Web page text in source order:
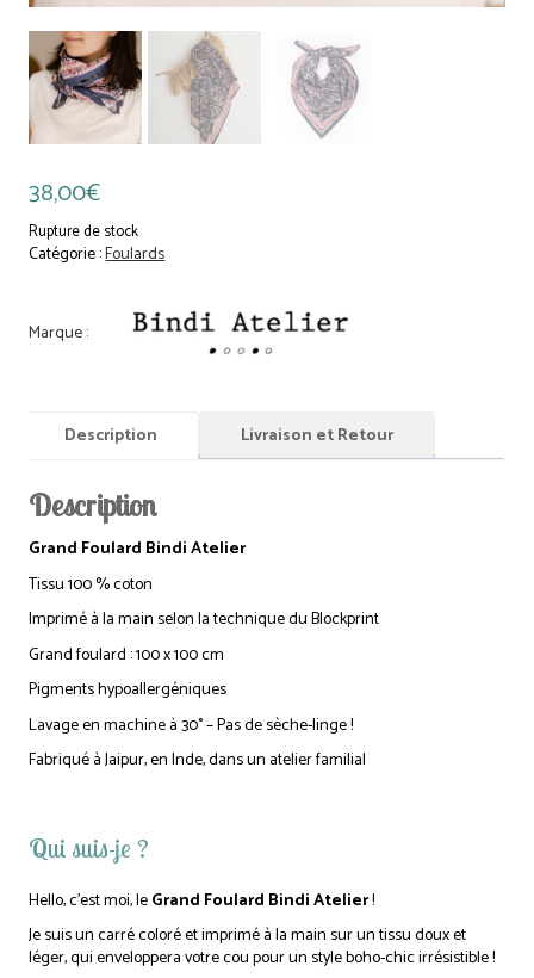
38,00€
Rupture de stock
Catégorie :Foulards
Description Livraison et Retour
Description
Grand Foulard Bindi Atelier
Tissu 100 % coton
Imprimé à la main selon la technique du Blockprint
Grand foulard : 100 x 100 cm
Pigments hypoallergéniques
Lavage en machine à 30° – Pas de sèche-linge !
Fabriqué à Jaipur, en Inde, dans un atelier familial
Qui suis-je ?
Hello, c’est moi, leGrand Foulard Bindi Atelier!
Je suis un carré coloré et imprimé à la main sur un tissu doux et
léger, qui enveloppera votre cou pour un style boho-chic irrésistible !